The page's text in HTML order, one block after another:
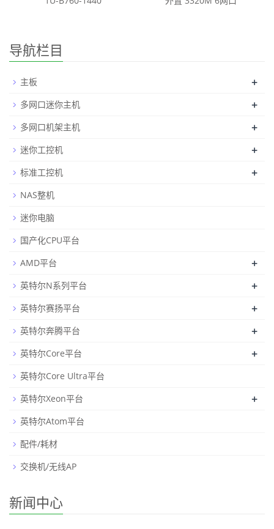
导航栏目
主板 +
多网口迷你主机 +
多网口机架主机 +
迷你工控机 +
标准工控机 +
NAS整机
迷你电脑
国产化CPU平台
AMD平台
+
英特尔N系列平台 +
英特尔赛扬平台 +
英特尔奔腾平台 +
英特尔Core平台 +
英特尔Core Ultra平台
英特尔Xeon平台
+
英特尔Atom平台
配件/耗材
交换机/无线AP
新闻中心